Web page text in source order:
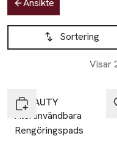
Ansikte
Hoppa till produktsidan
Sortering
Visar
Lista över produkter
Å BEAUTY
Återanvändbara
Rengöringspads